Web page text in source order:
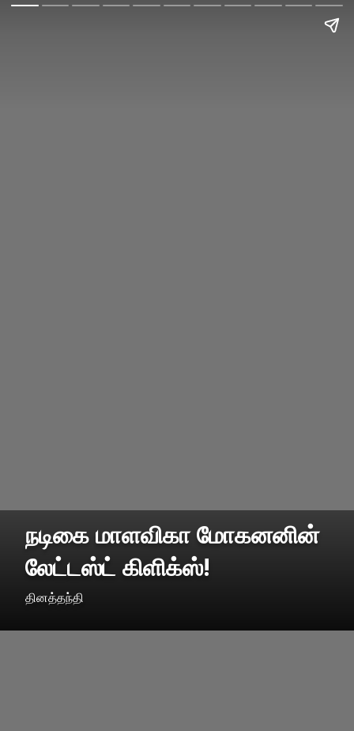
நடிகை மாளவிகா மோகனனின்
லேட்டஸ்ட் கிளிக்ஸ்!
தினத்தந்தி